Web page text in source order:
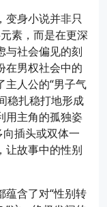
变身小说并非只
素，而是在更深
与社会偏见的刻
在男权社会中的
主人公的“男子气
稳扎稳打地形成
用主角的孤独姿
插头或双体一
让故事中的性别
蕴含了对“性别转